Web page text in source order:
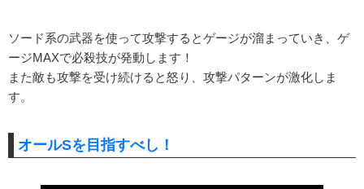
ソード系の武器を使って攻撃するとゲージが溜まっていき、ゲ
ージMAXで必殺技が発動します！
また敵も攻撃を受け続けると怒り、攻撃パターンが激化しま
す。
オールSを目指すべし！